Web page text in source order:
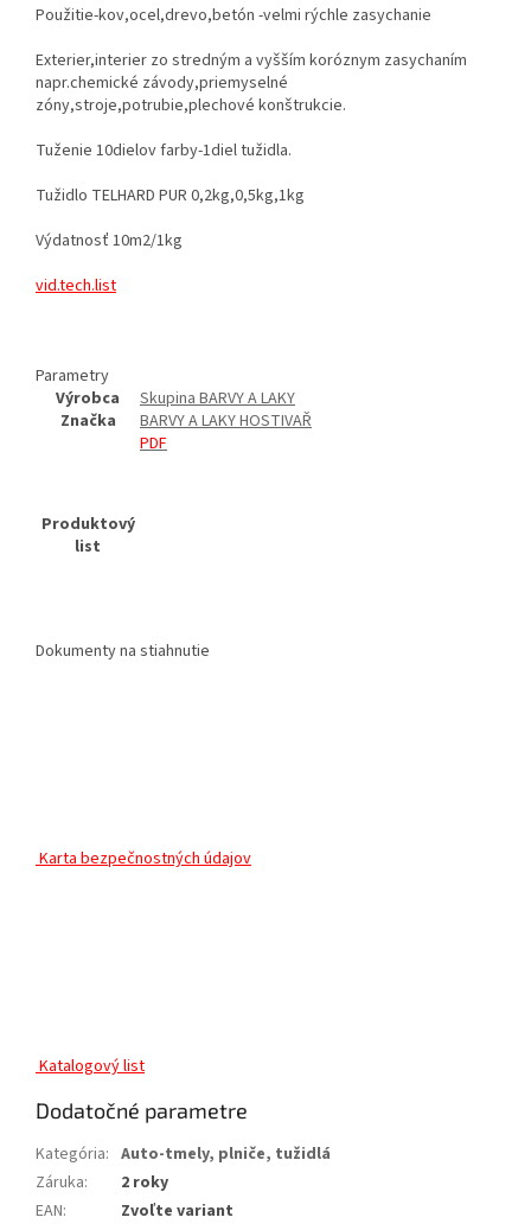
Použitie-kov,ocel,drevo,betón -velmi rýchle zasychanie
Exterier,interier zo stredným a vyšším koróznym zasychaním
napr.chemické závody,priemyselné
zóny,stroje,potrubie,plechové konštrukcie.
Tuženie 10dielov farby-1diel tužidla.
Tužidlo TELHARD PUR 0,2kg,0,5kg,1kg
Výdatnosť 10m2/1kg
vid.tech.list
Parametry
Výrobca
Skupina BARVY A LAKY
Značka
BARVY A LAKY HOSTIVAŘ
Produktový
list
PDF
Dokumenty na stiahnutie
Karta bezpečnostných údajov
Katalogový list
Dodatočné parametre
Kategória: Auto-tmely, plniče, tužidlá
Záruka:
2 roky
EAN: Zvoľte variant